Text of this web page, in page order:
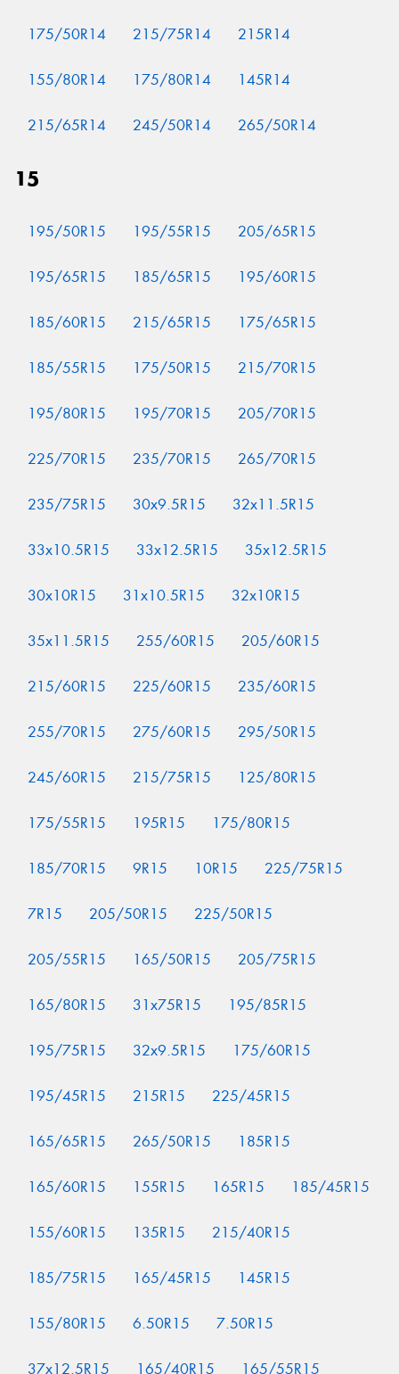
175/50R14 215/75R14 215R14
155/80R14 175/80R14 145R14
215/65R14 245/50R14 265/50R14
15
195/50R15 195/55R15 205/65R15
195/65R15 185/65R15 195/60R15
185/60R15 215/65R15 175/65R15
185/55R15 175/50R15 215/70R15
195/80R15 195/70R15 205/70R15
225/70R15 235/70R15 265/70R15
235/75R15 30x9.5R15 32x11.5R15
33x10.5R15 33x12.5R15 35x12.5R15
30x10R15 31x10.5R15 32x10R15
35x11.5R15 255/60R15 205/60R15
215/60R15 225/60R15 235/60R15
255/70R15 275/60R15 295/50R15
245/60R15 215/75R15 125/80R15
175/55R15 195R15 175/80R15
185/70R15 9R15 10R15 225/75R15
7R15 205/50R15 225/50R15
205/55R15 165/50R15 205/75R15
165/80R15 31x75R15 195/85R15
195/75R15 32x9.5R15 175/60R15
195/45R15 215R15 225/45R15
165/65R15 265/50R15 185R15
165/60R15 155R15 165R15 185/45R15
155/60R15 135R15 215/40R15
185/75R15 165/45R15 145R15
155/80R15 6.50R15 7.50R15
37x12.5R15 165/40R15 165/55R15